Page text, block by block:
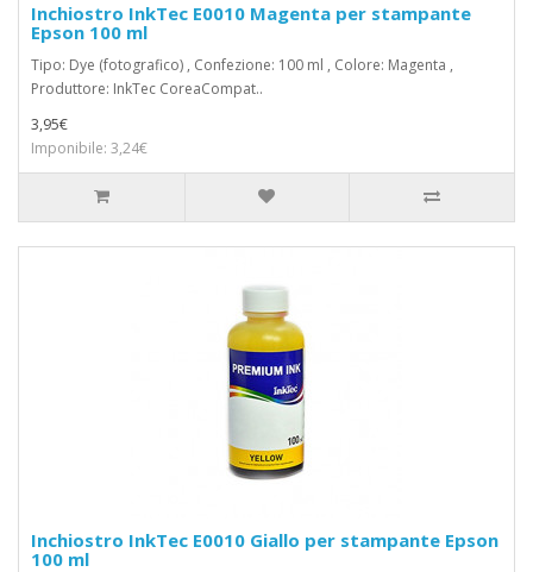
Inchiostro InkTec E0010 Magenta per stampante
Epson 100 ml
Tipo: Dye (fotografico) , Confezione: 100 ml , Colore: Magenta ,
Produttore: InkTec CoreaCompat..
3,95€
Imponibile: 3,24€
Inchiostro InkTec E0010 Giallo per stampante Epson
100 ml